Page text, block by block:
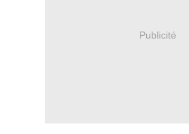
Publicité